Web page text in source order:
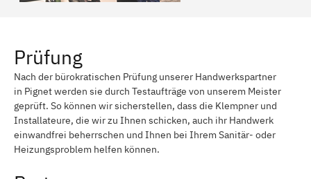
Prüfung
Nach der bürokratischen Prüfung unserer Handwerkspartner
in Pignet werden sie durch Testaufträge von unserem Meister
geprüft. So können wir sicherstellen, dass die Klempner und
Installateure, die wir zu Ihnen schicken, auch ihr Handwerk
einwandfrei beherrschen und Ihnen bei Ihrem Sanitär- oder
Heizungsproblem helfen können.